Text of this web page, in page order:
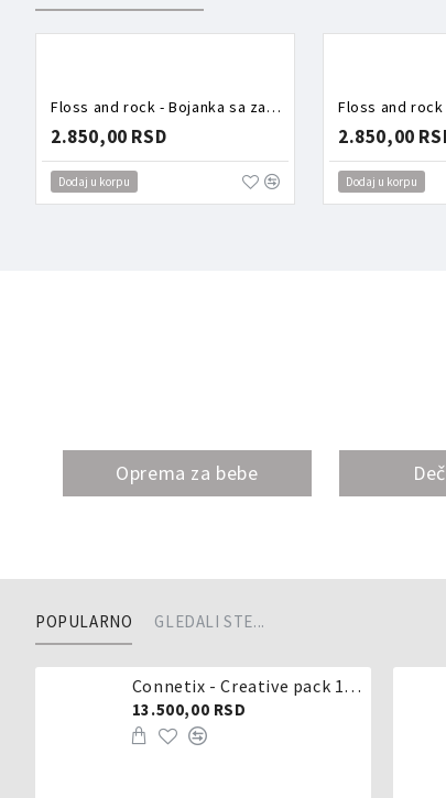
Floss and rock - Bojanka sa zadacima Vile
2.850,00 RSD
Dodaj u korpu
2.850,00
Dodaj u korpu
Oprema za bebe
POPULARNO GLEDALI STE...
Connetix - Creative pack 102 dela
13.500,00 RSD